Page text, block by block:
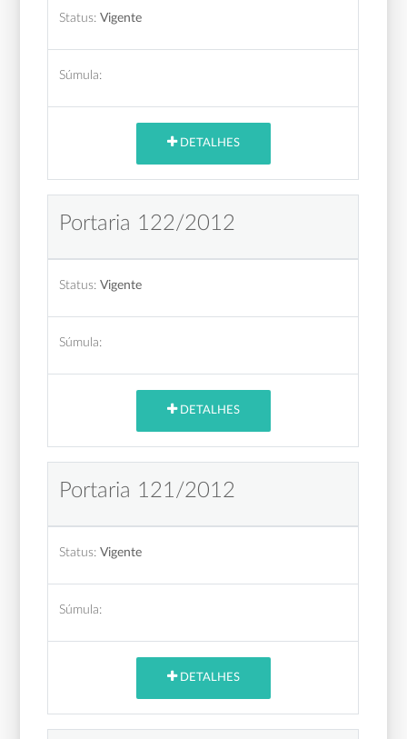
Status: Vigente
Súmula:
DETALHES
Portaria 122/2012
Status: Vigente
Súmula:
DETALHES
Portaria 121/2012
Status: Vigente
Súmula:
DETALHES